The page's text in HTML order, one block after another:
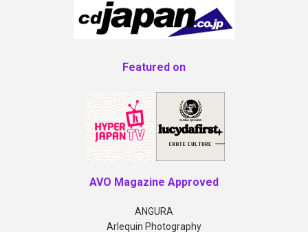
Featured on
AVO Magazine Approved
ANGURA
Arlequin Photography